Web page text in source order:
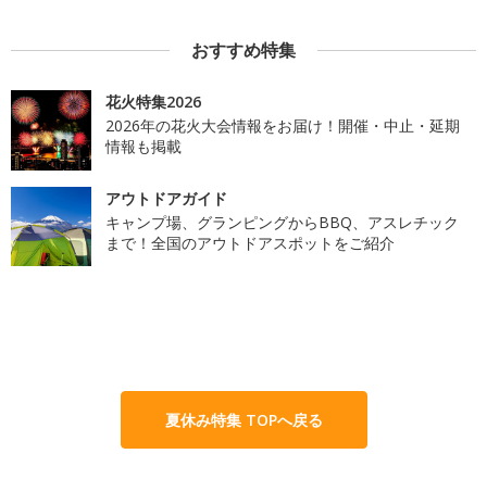
おすすめ特集
花火特集2026
2026年の花火大会情報をお届け！開催・中止・延期
情報も掲載
アウトドアガイド
キャンプ場、グランピングからBBQ、アスレチック
まで！全国のアウトドアスポットをご紹介
夏休み特集 TOPへ戻る